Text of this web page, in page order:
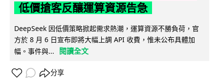
低價搶客反釀運算資源告急
DeepSeek 因低價策略掀起需求熱潮，運算資源不勝負荷，官
方於 8 月 6 日宣布即將大幅上調 API 收費，惟未公布具體加
幅。事件與...
閱讀全文
分享